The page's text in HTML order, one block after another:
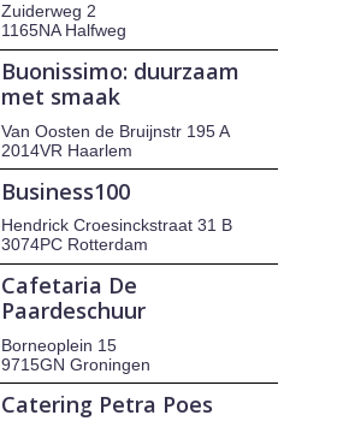
Zuiderweg 2
1165NA Halfweg
Buonissimo: duurzaam
met smaak
Van Oosten de Bruijnstr 195 A
2014VR Haarlem
Business100
Hendrick Croesinckstraat 31 B
3074PC Rotterdam
Cafetaria De
Paardeschuur
Borneoplein 15
9715GN Groningen
Catering Petra Poes